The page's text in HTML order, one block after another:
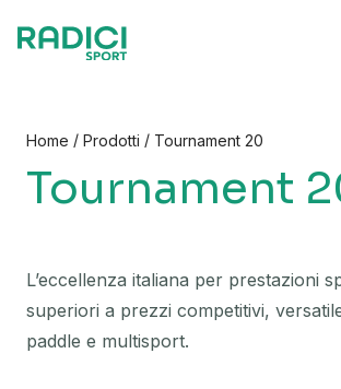
Home / Prodotti / Tournament 20
Tournament
L’eccellenza italiana per prestazioni
superiori a prezzi competitivi,
paddle e multisport.